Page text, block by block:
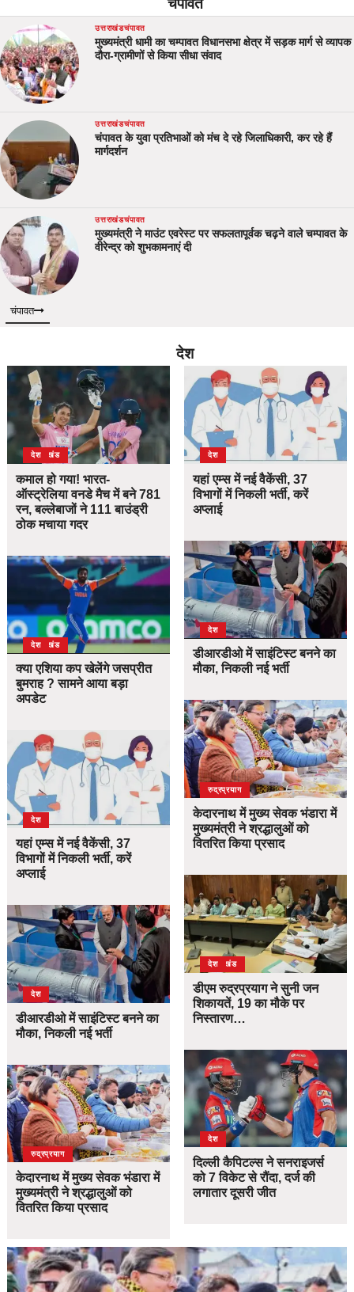
चंपावत
उत्तराखंडचंपावत
मुख्यमंत्री धामी का चम्पावत विधानसभा क्षेत्र में सड़क मार्ग से व्यापक
दौरा-ग्रामीणों से किया सीधा संवाद
उत्तराखंडचंपावत
चंपावत के युवा प्रतिभाओं को मंच दे रहे जिलाधिकारी, कर रहे हैं
मार्गदर्शन
उत्तराखंडचंपावत
मुख्यमंत्री ने माउंट एवरेस्ट पर सफलतापूर्वक चढ़ने वाले चम्पावत के
वीरेन्द्र को शुभकामनाएं दी
चंपावत
देश
उत्तराखंड
देश
कमाल हो गया! भारत-
ऑस्ट्रेलिया वनडे मैच में बने 781
रन, बल्लेबाजों ने 111 बाउंड्री
ठोक मचाया गदर
उत्तराखंड
देश
क्या एशिया कप खेलेंगे जसप्रीत
बुमराह ? सामने आया बड़ा
अपडेट
देश
यहां एम्स में नई वैकेंसी, 37
विभागों में निकली भर्ती, करें
अप्लाई
देश
डीआरडीओ में साइंटिस्ट बनने का
मौका, निकली नई भर्ती
उत्तराखंड
देश
रुद्रप्रयाग
केदारनाथ में मुख्य सेवक भंडारा में
मुख्यमंत्री ने श्रद्धालुओं को
वितरित किया प्रसाद
देश
यहां एम्स में नई वैकेंसी, 37
विभागों में निकली भर्ती, करें
अप्लाई
देश
डीआरडीओ में साइंटिस्ट बनने का
मौका, निकली नई भर्ती
उत्तराखंड
देश
रुद्रप्रयाग
केदारनाथ में मुख्य सेवक भंडारा में
मुख्यमंत्री ने श्रद्धालुओं को
वितरित किया प्रसाद
उत्तराखंड
देश
डीएम रुद्रप्रयाग ने सुनी जन
शिकायतें, 19 का मौके पर
निस्तारण…
देश
दिल्ली कैपिटल्स ने सनराइजर्स
को 7 विकेट से रौंदा, दर्ज की
लगातार दूसरी जीत